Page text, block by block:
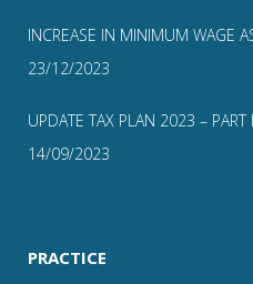
INCREASE IN MINIMUM WAGE
23/12/2023
UPDATE TAX PLAN 2023 – PART
14/09/2023
PRACTICE